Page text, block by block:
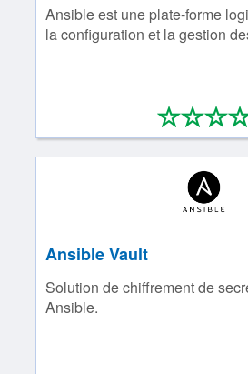
Ansible est une plate-forme
la configuration et la gestion
**
Ansible Vault
Solution de chiffrement de
Ansible.